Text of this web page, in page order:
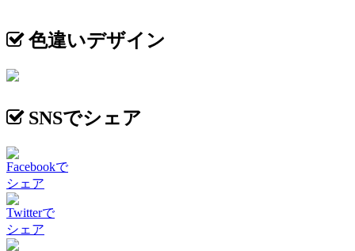
色違いデザイン
SNSでシェア
Facebookで
シェア
Twitterで
シェア